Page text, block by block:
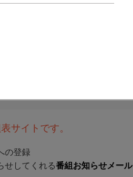
サイトです。
の登録
せしてくれる番組お知らせメール